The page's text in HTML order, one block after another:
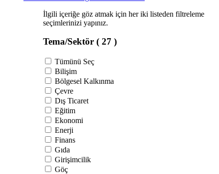
İlgili içeriğe göz atmak için her iki listeden filtreleme
seçimlerinizi yapınız.
Tema/Sektör ( 27 )
Tümünü Seç
Bilişim
Bölgesel Kalkınma
Çevre
Dış Ticaret
Eğitim
Ekonomi
Enerji
Finans
Gıda
Girişimcilik
Göç